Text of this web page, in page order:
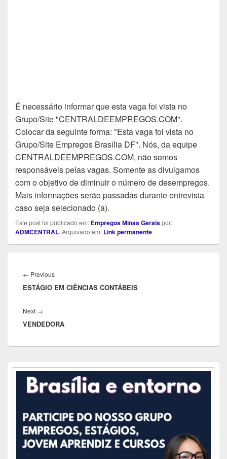
É necessário informar que esta vaga foi vista no
Grupo/Site "CENTRALDEEMPREGOS.COM".
Colocar da seguinte forma: "Esta vaga foi vista no
Grupo/Site Empregos Brasília DF". Nós, da equipe
CENTRALDEEMPREGOS.COM, não somos
responsáveis pelas vagas. Somente as divulgamos
com o objetivo de diminuir o número de desempregos.
Mais informações serão passadas durante entrevista
caso seja selecionado (a).
Este post foi publicado em: Empregos Minas Geraispor:
ADMCENTRAL. Arquivado em: Link permanente.
de
Post
← PreviousPrevious
post:
ESTÁGIO EM CIÊNCIAS CONTÁBEIS
Next →
post:
VENDEDORA
Área